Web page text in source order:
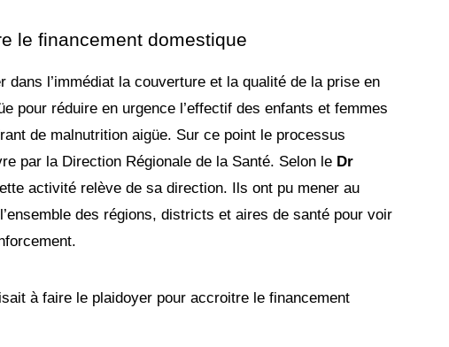
le financement domestique
dans l’immédiat la couverture et la qualité de la prise en
pour réduire en urgence l’effectif des enfants et femmes
de malnutrition aigüe. Sur ce point le processus
par la Direction Régionale de la Santé. Selon le Dr
activité relève de sa direction. Ils ont pu mener au
des régions, districts et aires de santé pour voir
à faire le plaidoyer pour accroitre le financement